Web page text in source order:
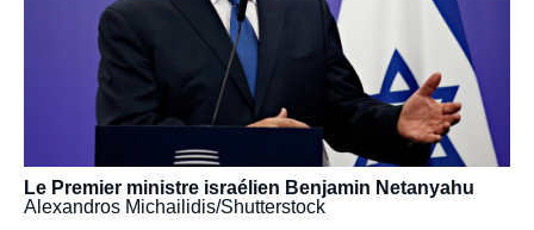
Le Premier ministre israélien Benjamin Netanyahu
Alexandros Michailidis/Shutterstock